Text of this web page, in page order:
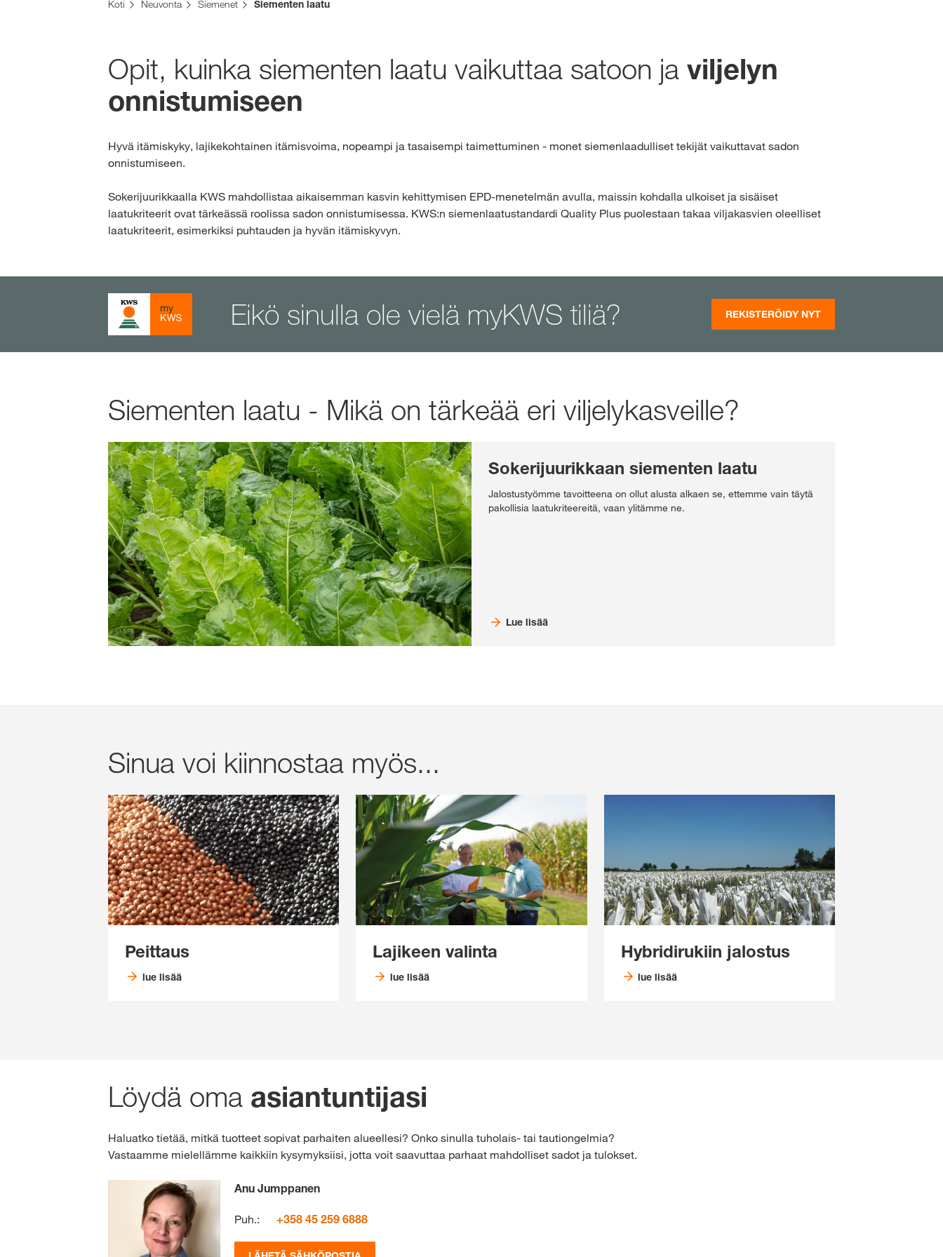
KWS-konsernin
kansainväliset aiheet
kws.com/corp
Koti Neuvonta Siemenet Siementen laatu
Opit, kuinka siementen laatu vaikuttaa satoon ja viljelyn
onnistumiseen
Hyvä itämiskyky, lajikekohtainen itämisvoima, nopeampi ja tasaisempi taimettuminen - monet siemenlaadulliset tekijät vaikuttavat sadon
onnistumiseen.
Sokerijuurikkaalla KWS mahdollistaa aikaisemman kasvin kehittymisen EPD-menetelmän avulla, maissin kohdalla ulkoiset ja sisäiset
laatukriteerit ovat tärkeässä roolissa sadon onnistumisessa. KWS:n siemenlaatustandardi Quality Plus puolestaan takaa viljakasvien oleelliset
laatukriteerit, esimerkiksi puhtauden ja hyvän itämiskyvyn.
Eikö sinulla ole vielä myKWS tiliä? REKISTERÖIDY NYT
Siementen laatu - Mikä on tärkeää eri viljelykasveille?
Sokerijuurikkaan siementen laatu
Jalostustyömme tavoitteena on ollut alusta alkaen se, ettemme vain täytä
pakollisia laatukriteereitä, vaan ylitämme ne.
Lue lisää
Sinua voi kiinnostaa myös...
Peittaus
lue lisää
Lajikeen valinta
lue lisää
Hybridirukiin jalostus
lue lisää
Löydä oma asiantuntijasi
Haluatko tietää, mitkä tuotteet sopivat parhaiten alueellesi? Onko sinulla tuholais- tai tautiongelmia?
Vastaamme mielellämme kaikkiin kysymyksiisi, jotta voit saavuttaa parhaat mahdolliset sadot ja tulokset.
Anu Jumppanen
Puh.: +358 45 259 6888